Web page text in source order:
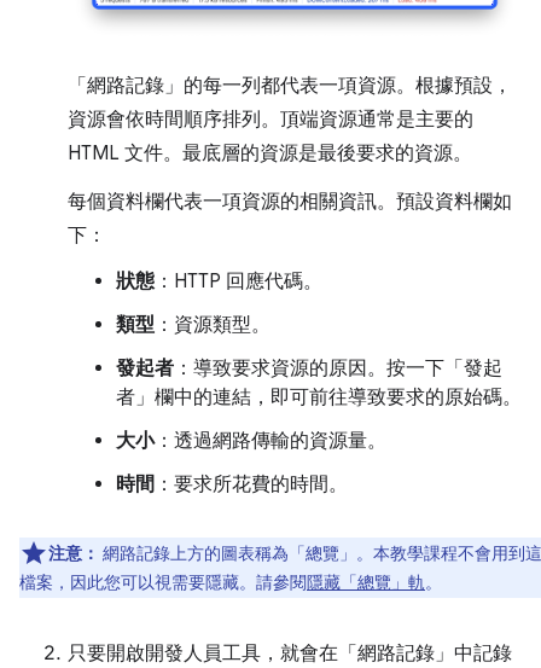
「網路記錄」 的每一列都代表一項資源。根據預設，
資源會依時間順序排列。頂端資源通常是主要的
HTML 文件。最底層的資源是最後要求的資源。
每個資料欄代表一項資源的相關資訊。預設資料欄如
下：
狀態：HTTP 回應代碼。
類型 ：資源類型。
發起者 ：導致要求資源的原因。按一下「發起
者」欄中的連結，即可前往導致要求的原始碼。
大小：透過網路傳輸的資源量。
時間 ：要求所花費的時間。
注意： 網路記錄上方的圖表稱為「總覽」。本教學課程不會用到
檔案，因此您可以視需要隱藏。請參閱隱藏「總覽」軌。
只要開啟開發人員工具，就會在「網路記錄」 中記錄